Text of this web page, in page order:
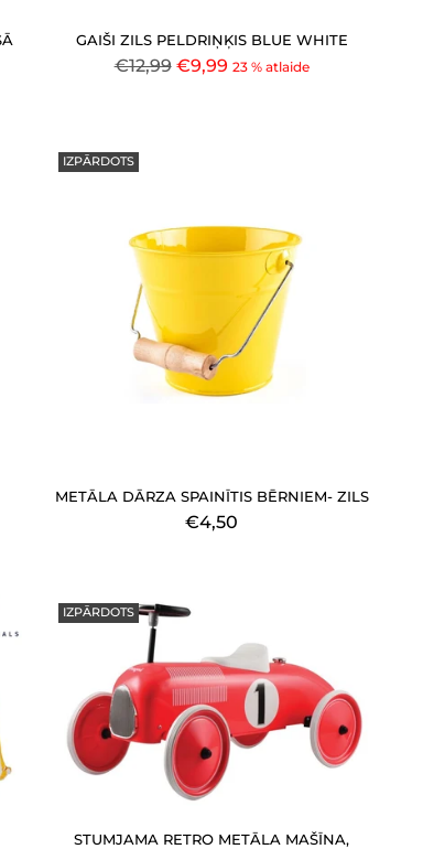
GAIŠI ZILS PELDRIŅĶIS BLUE WHITE
Parastā
€12,99 €9,99 23 % atlaide
IZPĀRDOTS
METĀLA DĀRZA SPAINĪTIS BĒRNIEM- ZILS
€4,50
IZPĀRDOTS
STUMJAMA RETRO METĀLA MAŠĪNA,